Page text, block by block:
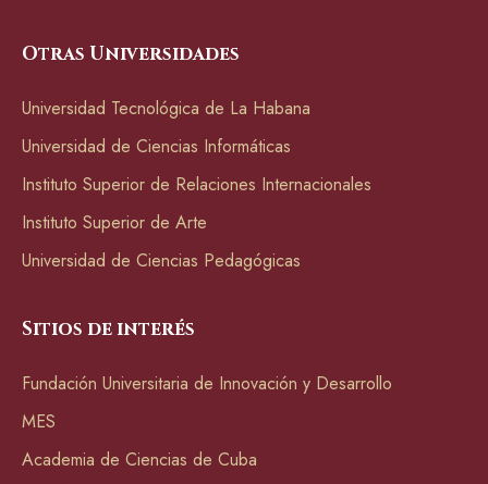
Otras Universidades
Universidad Tecnológica de La Habana
Universidad de Ciencias Informáticas
Instituto Superior de Relaciones Internacionales
Instituto Superior de Arte
Universidad de Ciencias Pedagógicas
Sitios de interés
Fundación Universitaria de Innovación y Desarrollo
MES
Academia de Ciencias de Cuba